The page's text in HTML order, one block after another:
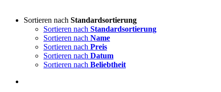
Sortieren nach Standardsortierung
Sortieren nach Standardsortierung
Sortieren nach Name
Sortieren nach Preis
Sortieren nach Datum
Sortieren nach Beliebtheit